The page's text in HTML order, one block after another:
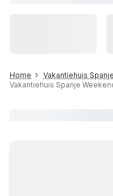
Home
Vakantiehuis Spanje
Vakantiehuis Spanje